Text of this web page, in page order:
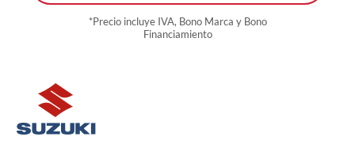
*Precio incluye IVA, Bono Marca y Bono
Financiamiento